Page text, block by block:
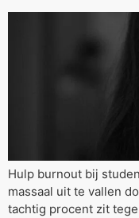
Hulp burnout bij
massaal uit te vallen
tachtig procent zit